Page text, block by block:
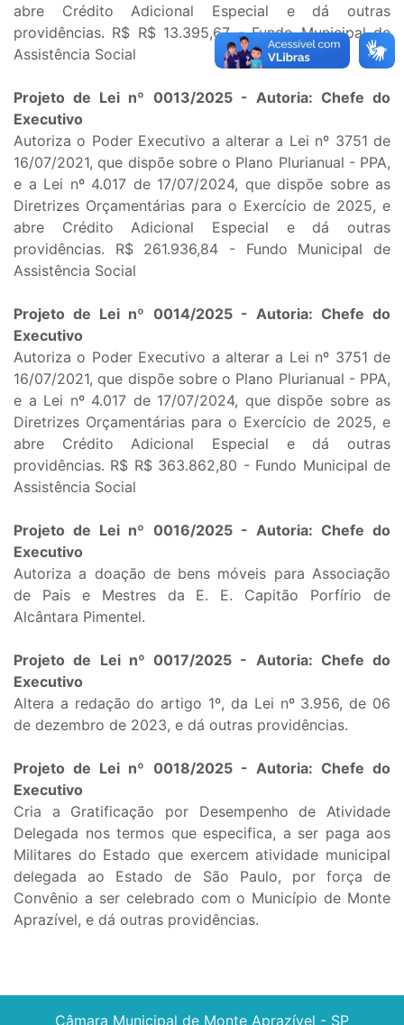
abre Crédito Adicional Especial e dá outras
providências. R$ R$ 13.395,67 - Fundo Municipal de
Assistência Social
Projeto de Lei nº 0013/2025 - Autoria: Chefe do
Executivo
Autoriza o Poder Executivo a alterar a Lei nº 3751 de
16/07/2021, que dispõe sobre o Plano Plurianual - PPA,
e a Lei nº 4.017 de 17/07/2024, que dispõe sobre as
Diretrizes Orçamentárias para o Exercício de 2025, e
abre Crédito Adicional Especial e dá outras
providências. R$ 261.936,84 - Fundo Municipal de
Assistência Social
Projeto de Lei nº 0014/2025 - Autoria: Chefe do
Executivo
Autoriza o Poder Executivo a alterar a Lei nº 3751 de
16/07/2021, que dispõe sobre o Plano Plurianual - PPA,
e a Lei nº 4.017 de 17/07/2024, que dispõe sobre as
Diretrizes Orçamentárias para o Exercício de 2025, e
abre Crédito Adicional Especial e dá outras
providências. R$ R$ 363.862,80 - Fundo Municipal de
Assistência Social
Projeto de Lei nº 0016/2025 - Autoria: Chefe do
Executivo
Autoriza a doação de bens móveis para Associação
de Pais e Mestres da E. E. Capitão Porfírio de
Alcântara Pimentel.
Projeto de Lei nº 0017/2025 - Autoria: Chefe do
Executivo
Altera a redação do artigo 1º, da Lei nº 3.956, de 06
de dezembro de 2023, e dá outras providências.
Projeto de Lei nº 0018/2025 - Autoria: Chefe do
Executivo
Cria a Gratificação por Desempenho de Atividade
Delegada nos termos que especifica, a ser paga aos
Militares do Estado que exercem atividade municipal
delegada ao Estado de São Paulo, por força de
Convênio a ser celebrado com o Município de Monte
Aprazível, e dá outras providências.
Câmara Municipal de Monte Aprazível - SP